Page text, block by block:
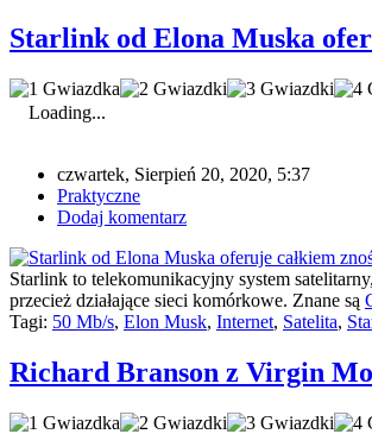
Starlink od Elona Muska
Loading...
czwartek, Sierpień 20, 2020, 5:37
Praktyczne
Dodaj komentarz
Starlink to telekomunikacyjny system
przecież działające sieci komórkowe. Znane są
Tagi: 50 Mb/s, Elon Musk, Internet, Satelita,
Richard Branson z Virgin